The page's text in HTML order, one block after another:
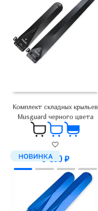
Комплект складных крыльев
Musguard черного цвета
3 400 ₽